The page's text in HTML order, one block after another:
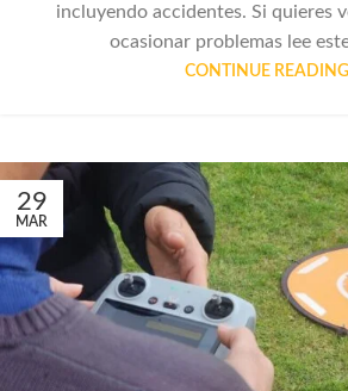
incluyendo accidentes. Si quieres
ocasionar problemas lee
CONTINUE READING
29
MAR